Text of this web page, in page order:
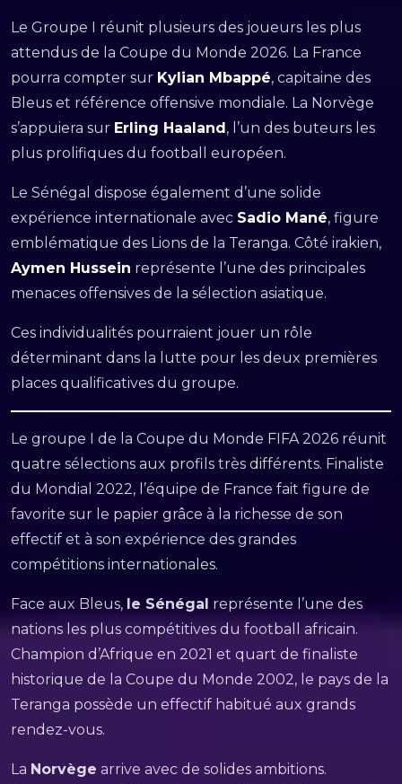
Le Groupe I réunit plusieurs des joueurs les plus
attendus de la Coupe du Monde 2026. La France
pourra compter sur Kylian Mbappé, capitaine des
Bleus et référence offensive mondiale. La Norvège
s’appuiera sur Erling Haaland, l’un des buteurs les
plus prolifiques du football européen.
Le Sénégal dispose également d’une solide
expérience internationale avec Sadio Mané, figure
emblématique des Lions de la Teranga. Côté irakien,
Aymen Hussein représente l’une des principales
menaces offensives de la sélection asiatique.
Ces individualités pourraient jouer un rôle
déterminant dans la lutte pour les deux premières
places qualificatives du groupe.
Le groupe I de la Coupe du Monde FIFA 2026 réunit
quatre sélections aux profils très différents. Finaliste
du Mondial 2022, l’équipe de France fait figure de
favorite sur le papier grâce à la richesse de son
effectif et à son expérience des grandes
compétitions internationales.
Face aux Bleus, le Sénégal représente l’une des
nations les plus compétitives du football africain.
Champion d’Afrique en 2021 et quart de finaliste
historique de la Coupe du Monde 2002, le pays de la
Teranga possède un effectif habitué aux grands
rendez-vous.
La Norvège arrive avec de solides ambitions.